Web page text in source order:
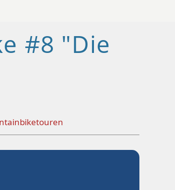
#8 "Die